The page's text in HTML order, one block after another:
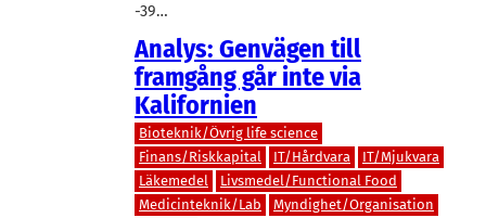
-39…
Analys: Genvägen till
framgång går inte via
Kalifornien
Bioteknik/Övrig life science
Finans/Riskkapital
IT/Hårdvara
IT/Mjukvara
Läkemedel
Livsmedel/Functional Food
Medicinteknik/Lab
Myndighet/Organisation